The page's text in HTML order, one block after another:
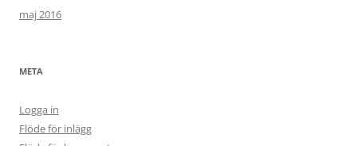
maj 2016
META
Logga in
Flöde för inlägg